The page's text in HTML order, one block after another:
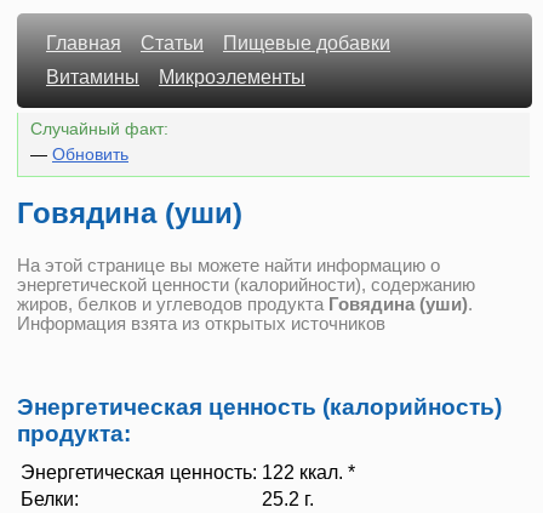
Главная Статьи
Пищевые добавки
Витамины
Микроэлементы
Случайный факт:
— Обновить
Говядина (уши)
На этой странице вы можете найти информацию о
энергетической ценности (калорийности), содержанию
жиров, белков и углеводов продукта Говядина (уши).
Информация взята из открытых источников
Энергетическая ценность (калорийность)
продукта:
Энергетическая ценность: 122 ккал. *
Белки:
25.2 г.